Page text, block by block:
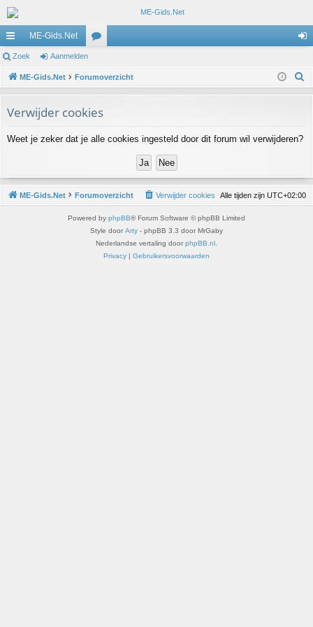
ne
lle
ks
ME-Gids.Net
u
s
m
n
Zoek Aanmelden
ME-Gids.Net Forumoverzicht
Verwijder cookies
Weet je zeker dat je alle cookies ingesteld door dit forum wil verwijderen?
ME-Gids.Net Forumoverzicht Alle tijden zijn UTC+02:00
Verwijder cookies
Powered by phpBB® Forum Software © phpBB Limited
Style door Arty - phpBB 3.3 door MrGaby
Nederlandse vertaling door phpBB.nl
Privacy | Gebruikersvoorwaarden